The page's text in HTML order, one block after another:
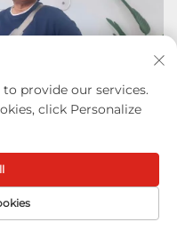
provide our services.
click Personalize